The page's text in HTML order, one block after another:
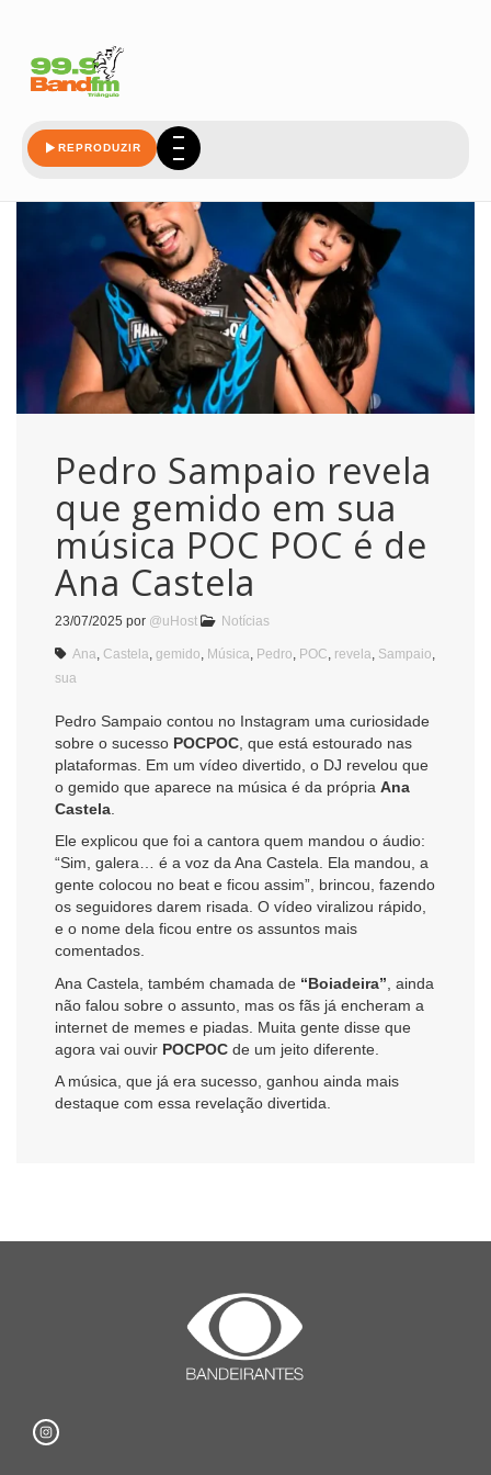
REPRODUZIR
Pedro Sampaio revela
que gemido em sua
música POC POC é de
Ana Castela
23/07/2025 por @uHost Notícias
Ana Castela gemido Música Pedro POC revela Sampaio
sua
Pedro Sampaio contou no Instagram uma curiosidade
sobre o sucesso POCPOC , que está estourado nas
plataformas. Em um vídeo divertido, o DJ revelou que
o gemido que aparece na música é da própria Ana
Castela
Ele explicou que foi a cantora quem mandou o áudio:
“Sim, galera… é a voz da Ana Castela. Ela mandou, a
gente colocou no beat e ficou assim”, brincou, fazendo
os seguidores darem risada. O vídeo viralizou rápido,
e o nome dela ficou entre os assuntos mais
comentados.
Ana Castela, também chamada de “Boiadeira” , ainda
não falou sobre o assunto, mas os fãs já encheram a
internet de memes e piadas. Muita gente disse que
agora vai ouvir POCPOC de um jeito diferente.
A música, que já era sucesso, ganhou ainda mais
destaque com essa revelação divertida.